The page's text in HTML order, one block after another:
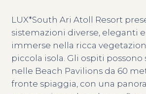
LUX*South Ari Atoll Resort
sistemazioni diverse, eleganti
immerse nella ricca
piccola isola. Gli ospiti
nelle Beach Pavilions da 60
fronte spiaggia, con una